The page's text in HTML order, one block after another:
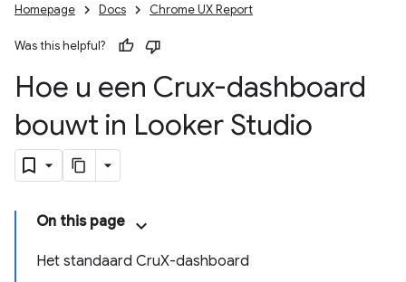
Homepage Docs Chrome UX Report
Was this helpful?
Hoe u een Crux-dashboard
bouwt in Looker Studio
On this page
Het standaard CruX-dashboard